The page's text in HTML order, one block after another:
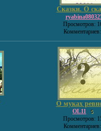
Сказки. О
Просмотров:
О муках
OL11 5
Просмотров: